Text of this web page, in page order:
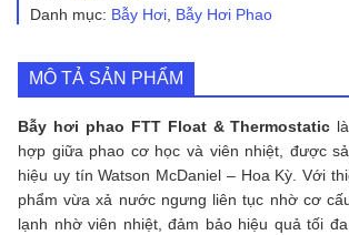
&
số
lượng
Danh mục: Bẫy Hơi, Bẫy Hơi Phao
MÔ TẢ SẢN PHẨM
Bẫy hơi phao FTT Float & Thermostatic
hợp giữa phao cơ học và viên nhiệt, được
hiệu uy tín Watson McDaniel – Hoa Kỳ. Với
phẩm vừa xả nước ngưng liên tục nhờ cơ
lạnh nhờ viên nhiệt, đảm bảo hiệu quả tối